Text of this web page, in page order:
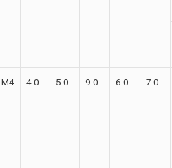
М4 4.0 5.0 9.0 6.0 7.0